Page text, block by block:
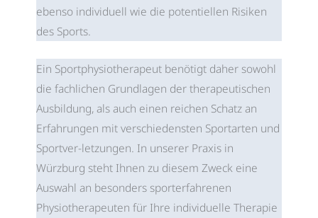
ebenso individuell wie die potentiellen Risiken
des Sports.
Ein Sportphysiotherapeut benötigt daher sowohl
die fachlichen Grundlagen der therapeutischen
Ausbildung, als auch einen reichen Schatz an
Erfahrungen mit verschiedensten Sportarten und
Sportver-letzungen. In unserer Praxis in
Würzburg steht Ihnen zu diesem Zweck eine
Auswahl an besonders sporterfahrenen
Physiotherapeuten für Ihre individuelle Therapie